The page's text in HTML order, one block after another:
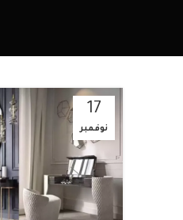
17
نوفمبر